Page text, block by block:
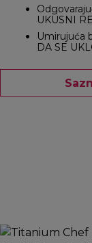
UKUSNI
Umirujuća
DA SE